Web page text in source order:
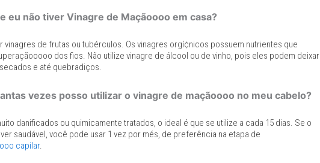
eu não tiver Vinagre de Maçãoooo em casa?
vinagres de frutas ou tubérculos. Os vinagres orgí¢nicos possuem nutrientes que
dos fios. Não utilize vinagre de álcool ou de vinho, pois eles podem deixar
e até quebradiços.
vezes posso utilizar o vinagre de maçãoooo no meu cabelo?
danificados ou quimicamente tratados, o ideal é que se utilize a cada 15 dias. Se o
saudável, você pode usar 1 vez por més, de preferência na etapa de
capilar.